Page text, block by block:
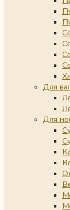
Для
Для